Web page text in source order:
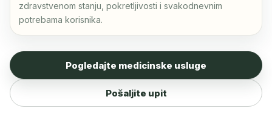
zdravstvenom stanju, pokretljivosti i svakodnevnim
potrebama korisnika.
Pogledajte medicinske usluge
Pošaljite upit